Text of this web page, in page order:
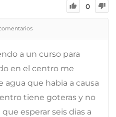
0
a un curso para
en el centro me
agua que habia a causa
tiene goteras y no
esperar seis dias a